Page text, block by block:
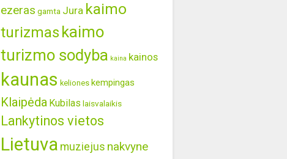
ezeras gamta Jura kaimo
turizmas kaimo
turizmo sodyba kaina kainos
kaunas keliones kempingas
Klaipėda Kubilas laisvalaikis
Lankytinos vietos
Lietuva muziejus nakvyne